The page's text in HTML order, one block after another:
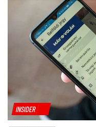
INSIDER